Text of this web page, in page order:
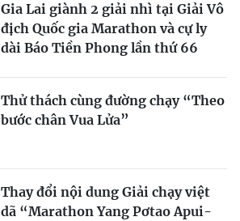
Gia Lai giành 2 giải nhì tại Giải Vô
địch Quốc gia Marathon và cự ly
dài Báo Tiền Phong lần thứ 66
Thử thách cùng đường chạy “Theo
bước chân Vua Lửa”
Thay đổi nội dung Giải chạy việt
dã “Marathon Yang Pơtao Apui-